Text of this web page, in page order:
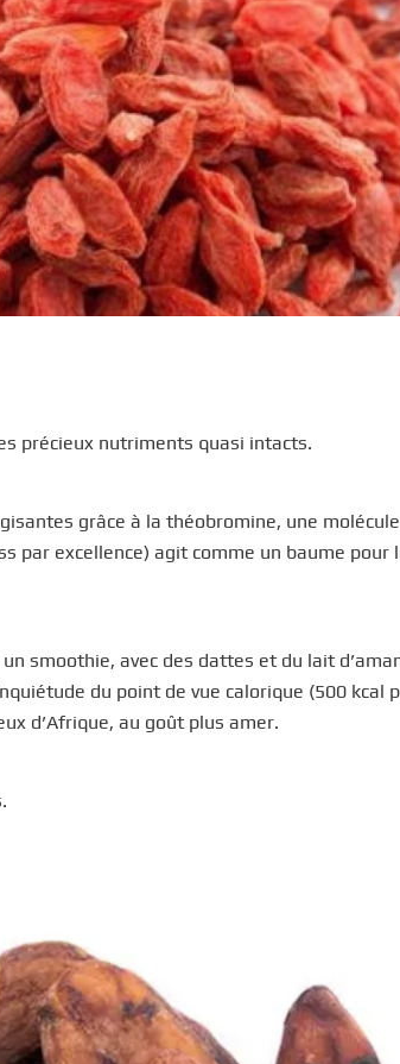
précieux nutriments quasi intacts.
grâce à la théobromine, une
par excellence) agit comme un baume pour
smoothie, avec des dattes et du lait
du point de vue calorique (500 kcal
d’Afrique, au goût plus amer.